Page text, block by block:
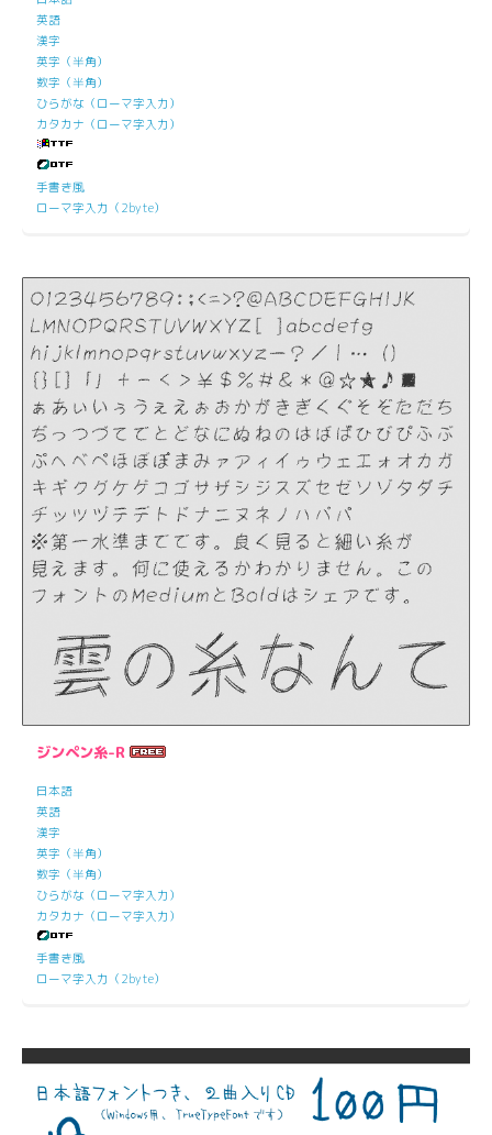
英語
漢字
英字（半角）
数字（半角）
ひらがな（ローマ字入力）
カタカナ（ローマ字入力）
手書き風
ローマ字入力（2byte）
ジンペン糸-R
日本語
英語
漢字
英字（半角）
数字（半角）
ひらがな（ローマ字入力）
カタカナ（ローマ字入力）
手書き風
ローマ字入力（2byte）